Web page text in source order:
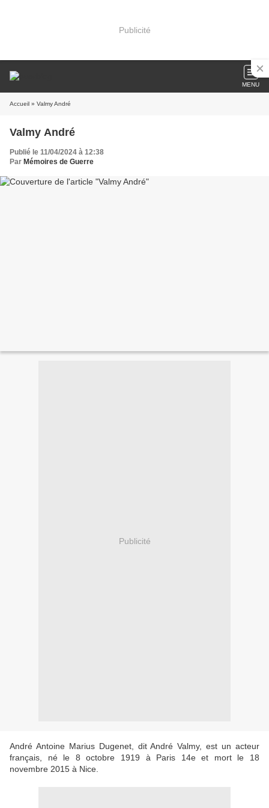
Publicité
MENU
Accueil » Valmy André
Valmy André
Publié le 11/04/2024 à 12:38
Par Mémoires de Guerre
Publicité
André Antoine Marius Dugenet, dit André Valmy, est un acteur
français, né le 8 octobre 1919 à Paris 14e et mort le 18
novembre 2015 à Nice.